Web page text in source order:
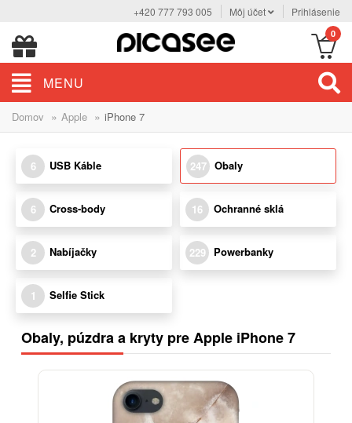
+420 777 793 005 Môj účet Prihlásenie
0
MENU
Domov » Apple » iPhone 7
6 USB Káble 247 Obaly
6 Cross-body 16 Ochranné sklá
2 Nabíjačky 229 Powerbanky
1 Selfie Stick
Obaly, púzdra a kryty pre Apple iPhone 7